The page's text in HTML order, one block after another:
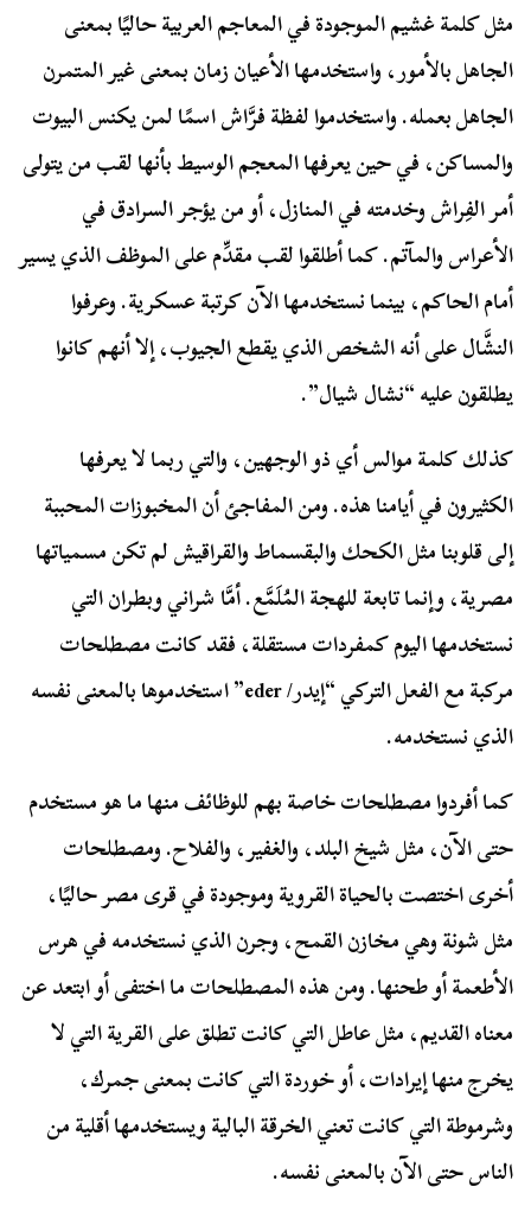
مثل كلمة غشيم الموجودة في المعاجم العربية حاليًا بمعنى
الجاهل بالأمور، واستخدمها الأعيان زمان بمعنى غير المتمرن
الجاهل بعمله. واستخدموا لفظة فرَّاش اسمًا لمن يكنس البيوت
والمساكن، في حين يعرفها المعجم الوسيط بأنها لقب من يتولى
أمر الفِراش وخدمته في المنازل، أو من يؤجر السرادق في
الأعراس والمآتم. كما أطلقوا لقب مقدِّم على الموظف الذي يسير
أمام الحاكم، بينما نستخدمها الآن كرتبة عسكرية. وعرفوا
النشَّال على أنه الشخص الذي يقطع الجيوب، إلا أنهم كانوا
يطلقون عليه “نشال شيال”.
كذلك كلمة موالس أي ذو الوجهين، والتي ربما لا يعرفها
الكثيرون في أيامنا هذه. ومن المفاجئ أن المخبوزات المحببة
إلى قلوبنا مثل الكحك والبقسماط والقراقيش لم تكن مسمياتها
مصرية، وإنما تابعة للهجة المُلَمَّع. أمَّا شراني وبطران التي
نستخدمها اليوم كمفردات مستقلة، فقد كانت مصطلحات
مركبة مع الفعل التركي “إيدر/ eder” استخدموها بالمعنى نفسه
الذي نستخدمه.
كما أفردوا مصطلحات خاصة بهم للوظائف منها ما هو مستخدم
حتى الآن، مثل شيخ البلد، والغفير، والفلاح. ومصطلحات
أخرى اختصت بالحياة القروية وموجودة في قرى مصر حاليًا،
مثل شونة وهي مخازن القمح، وجرن الذي نستخدمه في هرس
الأطعمة أو طحنها. ومن هذه المصطلحات ما اختفى أو ابتعد عن
معناه القديم، مثل عاطل التي كانت تطلق على القرية التي لا
يخرج منها إيرادات، أو خوردة التي كانت بمعنى جمرك،
وشرموطة التي كانت تعني الخرقة البالية ويستخدمها أقلية من
الناس حتى الآن بالمعنى نفسه.